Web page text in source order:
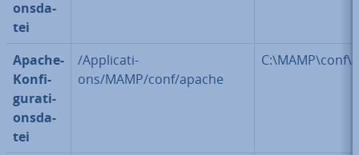
ons­da­
tei
Apache-
Kon­fi­
gu­ra­ti­
ons­da­
tei
/Ap­pli­ca­ti­
ons/MAMP/conf/apache